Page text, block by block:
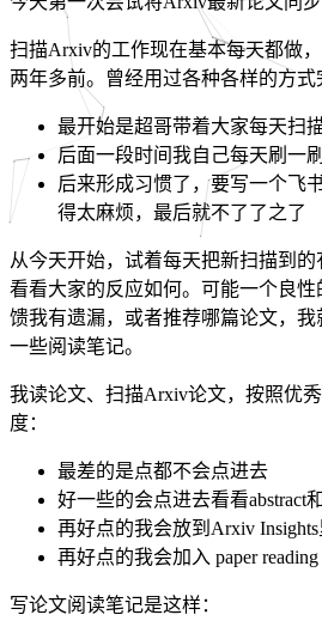
扫描Arxiv的工作现在基本每天都做
两年多前。曾经用过各种各样的方式
最开始是超哥带着大家每天扫
后面一段时间我自己每天刷一刷
后来形成习惯了，要写一个飞
得太麻烦，最后就不了了之了
从今天开始，试着每天把新扫描到的
看看大家的反应如何。可能一个良
馈我有遗漏，或者推荐哪篇论文，
一些阅读笔记。
我读论文、扫描Arxiv论文，按照优
度：
最差的是点都不会点进去
好一些的会点进去看看abstract
再好点的我会放到Arxiv Insights
再好点的我会加入 paper
写论文阅读笔记是这样：